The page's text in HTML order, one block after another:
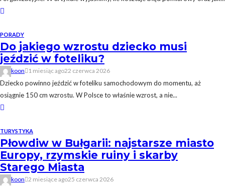
PORADY
Do jakiego wzrostu dziecko musi
jeździć w foteliku?
koon 1 miesiąc ago22 czerwca 2026
Dziecko powinno jeździć w foteliku samochodowym do momentu, aż
osiągnie 150 cm wzrostu. W Polsce to właśnie wzrost, a nie...
TURYSTYKA
Płowdiw w Bułgarii: najstarsze miasto
Europy, rzymskie ruiny i skarby
Starego Miasta
koon 2 miesiące ago25 czerwca 2026